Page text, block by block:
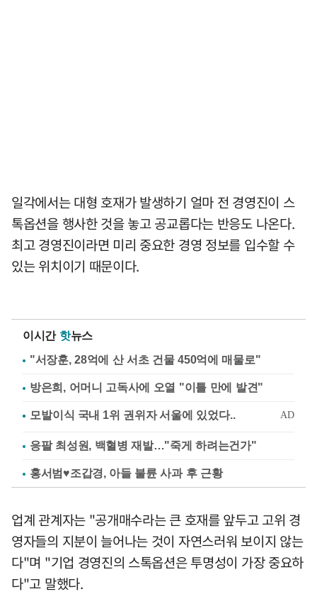
일각에서는 대형 호재가 발생하기 얼마 전 경영진이 스
톡옵션을 행사한 것을 놓고 공교롭다는 반응도 나온다.
최고 경영진이라면 미리 중요한 경영 정보를 입수할 수
있는 위치이기 때문이다.
이시간 핫뉴스
"서장훈, 28억에 산 서초 건물 450억에 매물로"
방은희, 어머니 고독사에 오열 "이틀 만에 발견"
응팔 최성원, 백혈병 재발…"죽게 하려는건가"
홍서범♥조갑경, 아들 불륜 사과 후 근황
업계 관계자는 "공개매수라는 큰 호재를 앞두고 고위 경
영자들의 지분이 늘어나는 것이 자연스러워 보이지 않는
다"며 "기업 경영진의 스톡옵션은 투명성이 가장 중요하
다"고 말했다.